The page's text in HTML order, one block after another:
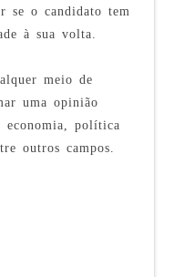
se o candidato tem
à sua volta.
meio de
uma opinião
economia, política
outros campos.